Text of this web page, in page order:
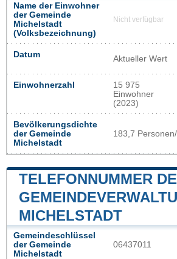
Name der Einwohner
der Gemeinde
Michelstadt
(Volksbezeichnung)
Nicht verfügbar
Datum Aktueller Wert
Einwohnerzahl
15 975
Einwohner
(2023)
Bevölkerungsdichte
der Gemeinde
Michelstadt
183,7
TELEFONNUMMER
MICHELSTADT
Gemeindeschlüssel
der Gemeinde
Michelstadt
06437011